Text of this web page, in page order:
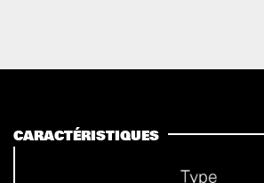
CARACTÉRISTIQUES